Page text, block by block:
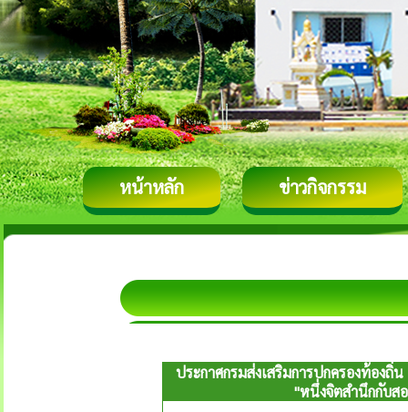
หน้าหลัก ข่าวกิจกรรม
ประกาศกรมส่งเสริมการปกครองท้องถิ่
"หนึ่งจิตสำนึกกับส